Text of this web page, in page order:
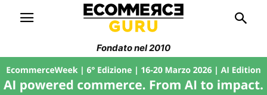
Fondato nel 2010